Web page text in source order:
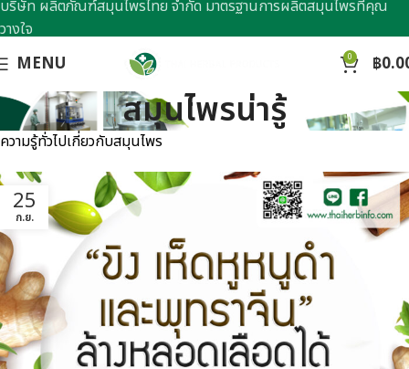
MENU 0 ฿
สมุนไพรน่ารู้
ความรู้ทั่วไปเกี่ยวกับสมุนไพร
25
ก.ย.
บริษัท ผลิตภัณฑ์สมุนไพรไทย จำกัด มาตรฐานการผลิตสมุนไพรที่คุณ
วางใจ